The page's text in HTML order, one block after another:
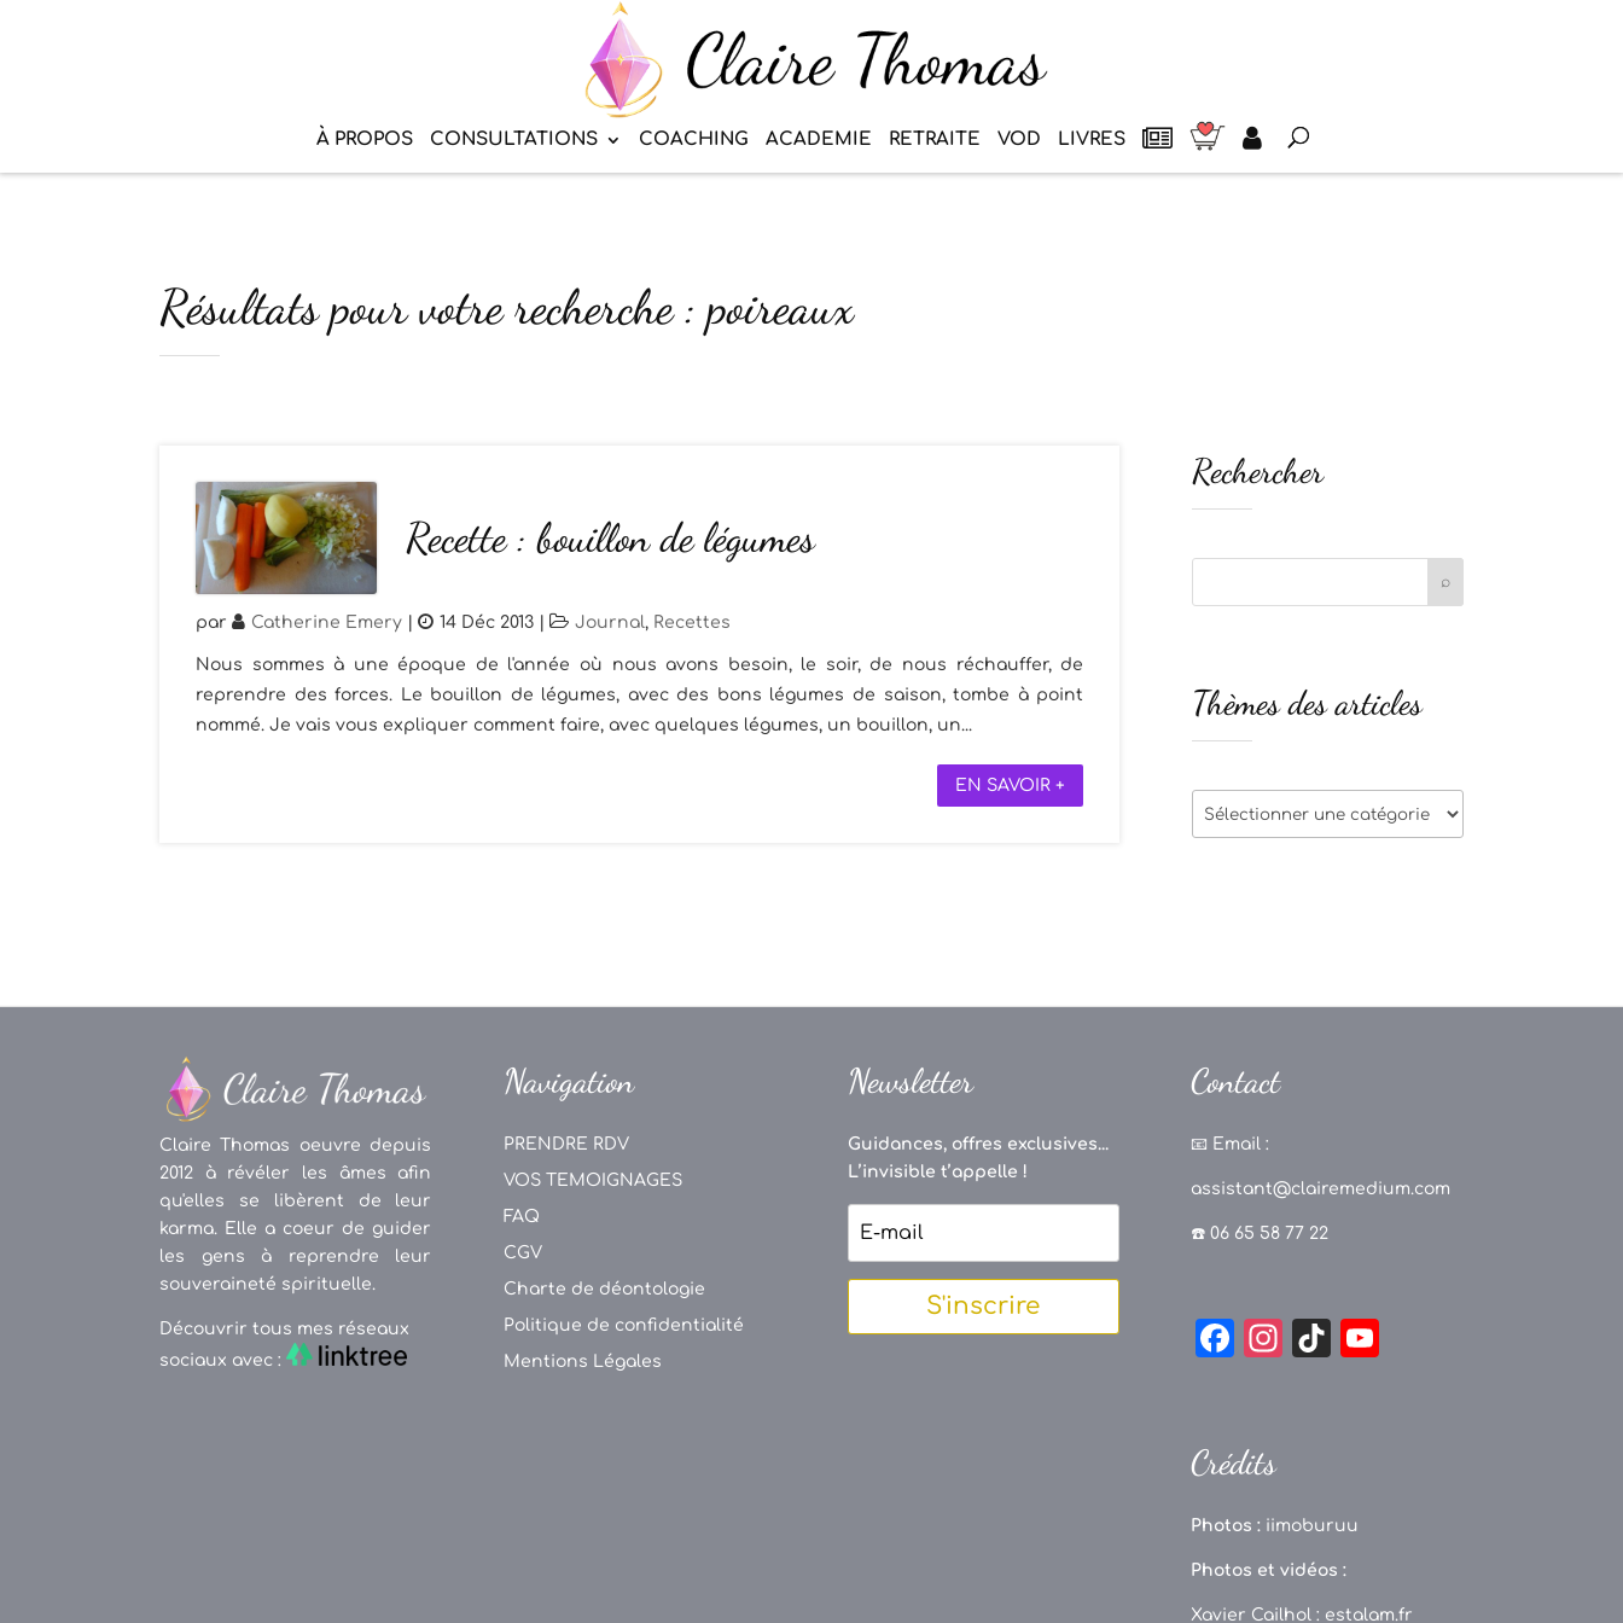
À PROPOS CONSULTATIONS COACHING ACADEMIE RETRAITE VOD LIVRES
Résultats pour votre recherche : poireaux
Recette : bouillon de légumes
par Catherine Emery 14 Déc 2013 Journal, Recettes
Nous sommes à une époque de l'année où nous avons besoin, le soir, de nous réchauffer, de
reprendre des forces. Le bouillon de légumes, avec des bons légumes de saison, tombe à point
nommé. Je vais vous expliquer comment faire, avec quelques légumes, un bouillon, un...
EN SAVOIR +
Rechercher
Thèmes des articles
Thèmes
des
Claire Thomas oeuvre depuis
2012 à révéler les âmes afin
qu'elles se libèrent de leur
karma. Elle a coeur de guider
les gens à reprendre leur
souveraineté spirituelle.
Découvrir tous mes réseaux
sociaux avec :
Navigation
PRENDRE RDV
VOS TEMOIGNAGES
FAQ
CGV
Charte de déontologie
Politique de confidentialité
Mentions Légales
Newsletter
Guidances, offres exclusives...
L’invisible t’appelle !
S'inscrire
Contact
📧 Email :
assistant@clairemedium.com
☎️ 06 65 58 77 22
F
e
o
o
k
In
a
m
Ti
C
Crédits
Photos : iimoburuu
Photos et vidéos :
Xavier Cailhol : estalam.fr